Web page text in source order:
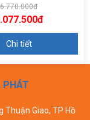
6.770.000đ
Chi tiết
PHÁT
Thuận Giao, TP Hồ